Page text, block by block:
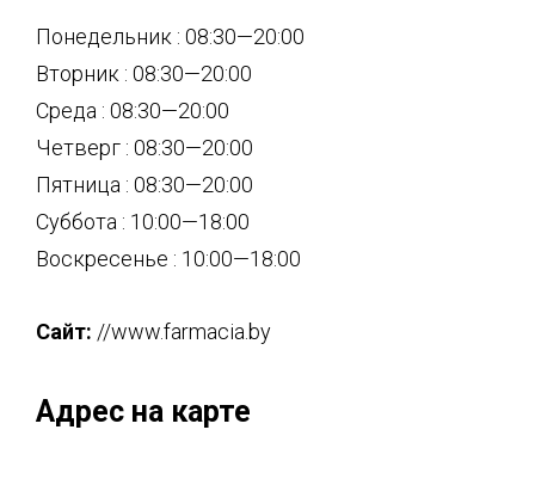
Понедельник : 08:30—20:00
Вторник : 08:30—20:00
Среда : 08:30—20:00
Четверг : 08:30—20:00
Пятница : 08:30—20:00
Суббота : 10:00—18:00
Воскресенье : 10:00—18:00
Сайт: //www.farmacia.by
Адрес на карте